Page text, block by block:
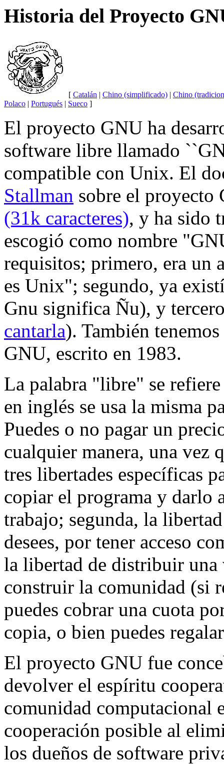
Historia del Proyecto
[ Catalán | Chino (simplificado) | Chino
Polaco | Portugués | Sueco ]
El proyecto GNU ha
software libre llamado
compatible con Unix. El
Stallman sobre el
(31k caracteres), y ha sido
escogió como nombre
requisitos; primero, era un
es Unix"; segundo, ya
Gnu significa Ñu), y
cantarla). También
GNU, escrito en 1983.
La palabra "libre" se
en inglés se usa la misma
Puedes o no pagar un
cualquier manera, una vez
tres libertades específicas
copiar el programa y darlo
trabajo; segunda, la
desees, por tener acceso
la libertad de distribuir una
construir la comunidad (si
puedes cobrar una cuota
copia, o bien puedes
El proyecto GNU fue
devolver el espíritu
comunidad computacional
cooperación posible al
los dueños de software